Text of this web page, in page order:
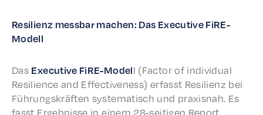
Resilienz mess­bar machen: Das Exec­u­tive FiRE-
Modell
Das Exec­u­tive FiRE-Modell (Factor of indi­vid­ual
Resilience and Effec­tive­ness) erfasst Resilienz bei
Führungskräften system­a­tisch und prax­is­nah. Es